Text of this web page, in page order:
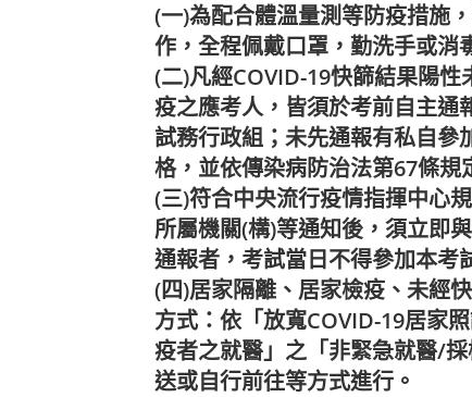
(一)為配合體溫量測等防疫措施
作，全程佩戴口罩，勤洗手或消
(二)凡經COVID-19快篩結果陽
疫之應考人，皆須於考前自主通
試務行政組；未先通報有私自
格，並依傳染病防治法第67條規
(三)符合中央流行疫情指揮中心
所屬機關(構)等通知後，須立即
通報者，考試當日不得參加本考
(四)居家隔離、居家檢疫、未經
方式：依「放寬COVID-19居家
疫者之就醫」之「非緊急就醫/
送或自行前往等方式進行。